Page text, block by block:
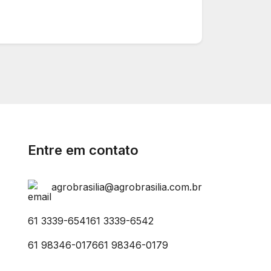
Entre em contato
agrobrasilia@agrobrasilia.com.br
61 3339-654161 3339-6542
61 98346-017661 98346-0179